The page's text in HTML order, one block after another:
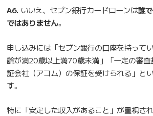
A6. いいえ、セブン銀行カードローンは誰
ではありません。
申し込みには「セブン銀行の口座を持って
齢が満20歳以上満70歳未満」「一定の審査
証会社（アコム）の保証を受けられる」と
す。
特に「安定した収入があること」が重視さ